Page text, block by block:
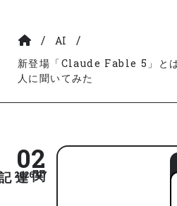
/ AI /
新登場「Claude Fable 5」と
人に聞いてみた
02
2026.07